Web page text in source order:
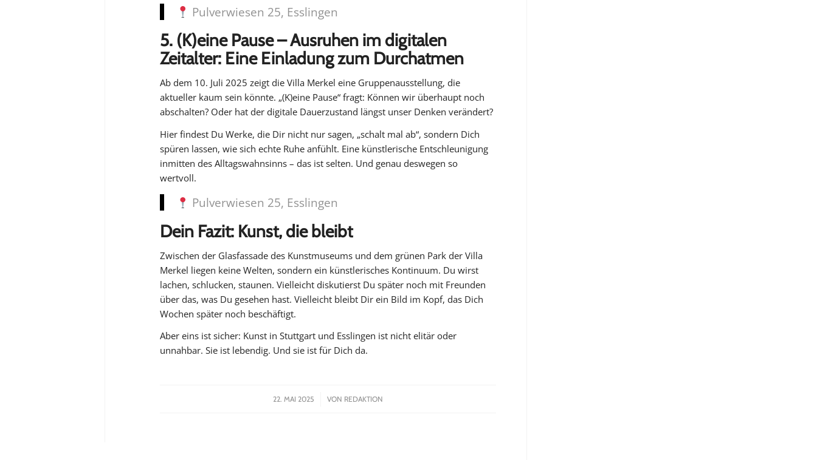
Pulverwiesen 25, Esslingen
5. (K)eine Pause – Ausruhen im digitalen
Zeitalter: Eine Einladung zum Durchatmen
Ab dem 10. Juli 2025 zeigt die Villa Merkel eine Gruppenausstellung, die
aktueller kaum sein könnte. „(K)eine Pause“ fragt: Können wir überhaupt noch
abschalten? Oder hat der digitale Dauerzustand längst unser Denken verändert?
Hier findest Du Werke, die Dir nicht nur sagen, „schalt mal ab“, sondern Dich
spüren lassen, wie sich echte Ruhe anfühlt. Eine künstlerische Entschleunigung
inmitten des Alltagswahnsinns – das ist selten. Und genau deswegen so
wertvoll.
Pulverwiesen 25, Esslingen
Dein Fazit: Kunst, die bleibt
Zwischen der Glasfassade des Kunstmuseums und dem grünen Park der Villa
Merkel liegen keine Welten, sondern ein künstlerisches Kontinuum. Du wirst
lachen, schlucken, staunen. Vielleicht diskutierst Du später noch mit Freunden
über das, was Du gesehen hast. Vielleicht bleibt Dir ein Bild im Kopf, das Dich
Wochen später noch beschäftigt.
Aber eins ist sicher: Kunst in Stuttgart und Esslingen ist nicht elitär oder
unnahbar. Sie ist lebendig. Und sie ist für Dich da.
22. MAI 2025
/ VON REDAKTION